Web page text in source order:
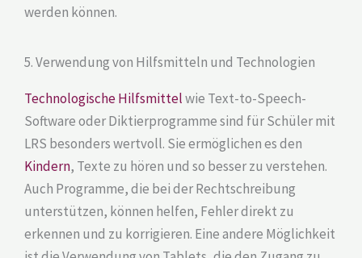
werden können.
5. Verwendung von Hilfsmitteln und Technologien
Technologische Hilfsmittelwie Text-to-Speech-
Software oder Diktierprogramme sind für Schüler mit
LRS besonders wertvoll. Sie ermöglichen es den
Kindern, Texte zu hören und so besser zu verstehen.
Auch Programme, die bei der Rechtschreibung
unterstützen, können helfen, Fehler direkt zu
erkennen und zu korrigieren. Eine andere Möglichkeit